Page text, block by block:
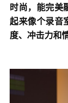
时尚，能完美
起来像个录音
度、冲击力和